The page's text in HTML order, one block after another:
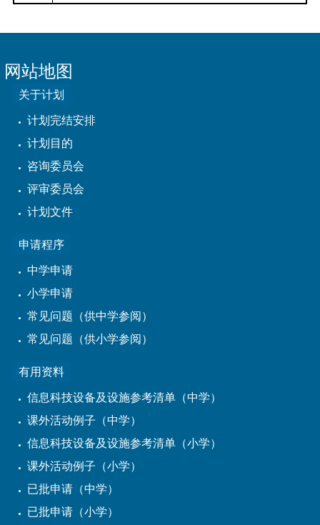
网站地图
关于计划
计划完结安排
计划目的
咨询委员会
评审委员会
计划文件
申请程序
中学申请
小学申请
常见问题（供中学参阅）
常见问题（供小学参阅）
有用资料
信息科技设备及设施参考清单（中学）
课外活动例子（中学）
信息科技设备及设施参考清单（小学）
课外活动例子（小学）
已批申请（中学）
已批申请（小学）